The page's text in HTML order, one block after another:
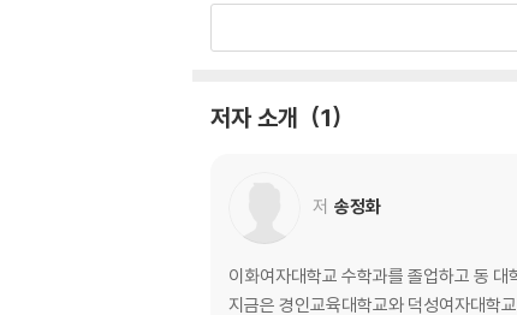
다섯 번째 수업 _ 곡면에는 어떤 것들이 있
아홉 번째 수업 _ 구면 기하학은 유클리드 기
저자 소개 1
저 송정화
이화여자대학교 수학과를 졸업하고 동
지금은 경인교육대학교와 덕성여자대학